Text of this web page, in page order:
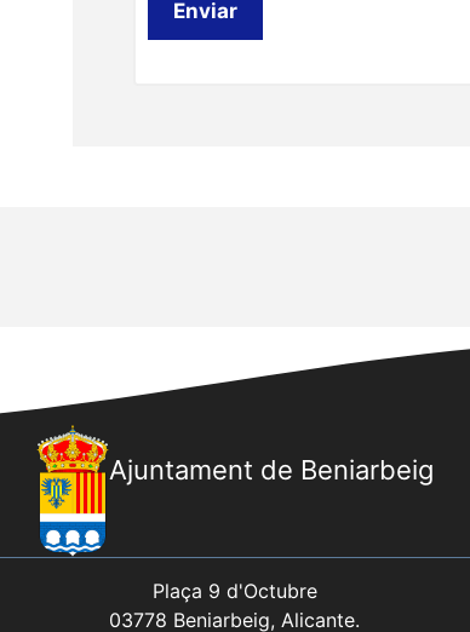
Ajuntament de Beniarbeig
Plaça 9 d'Octubre
03778 Beniarbeig, Alicante.